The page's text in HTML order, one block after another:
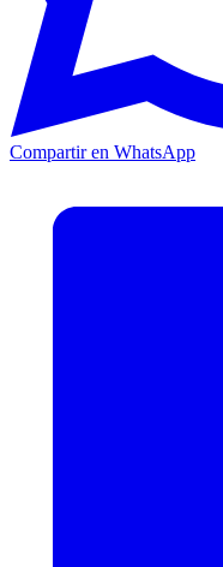
Compartir en WhatsApp